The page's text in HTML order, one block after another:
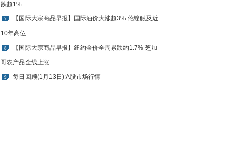
跌超1%
7 【国际大宗商品早报】国际油价大涨超3% 伦镍触及近
10年高位
8 【国际大宗商品早报】纽约金价全周累跌约1.7% 芝加
哥农产品全线上涨
9 每日回顾(1月13日):A股市场行情